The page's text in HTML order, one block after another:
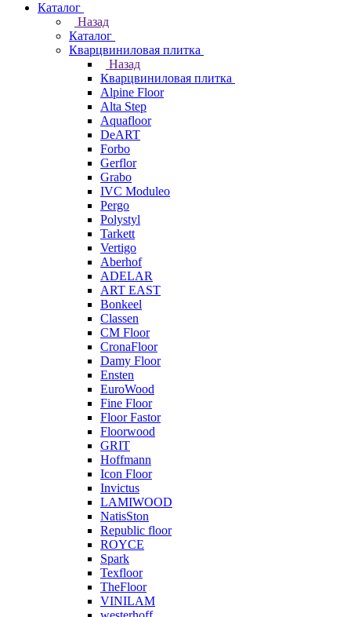
Каталог
Назад
Каталог
Кварцвиниловая плитка
Назад
Кварцвиниловая плитка
Alpine Floor
Alta Step
Aquafloor
DeART
Forbo
Gerflor
Grabo
IVC Moduleo
Pergo
Polystyl
Tarkett
Vertigo
Aberhof
ADELAR
ART EAST
Bonkeel
Classen
CM Floor
CronaFloor
Damy Floor
Ensten
EuroWood
Fine Floor
Floor Fastor
Floorwood
GRIT
Hoffmann
Icon Floor
Invictus
LAMIWOOD
NatisSton
Republic floor
ROYCE
Spark
Texfloor
TheFloor
VINILAM